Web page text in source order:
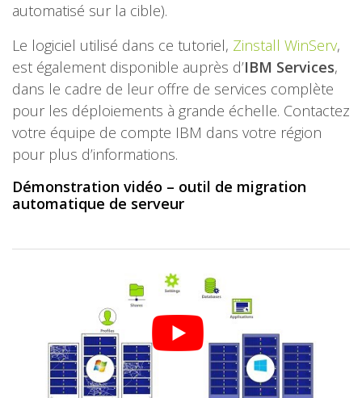
automatisé sur la cible).
Le logiciel utilisé dans ce tutoriel, Zinstall WinServ,
est également disponible auprès d’IBM Services,
dans le cadre de leur offre de services complète
pour les déploiements à grande échelle. Contactez
votre équipe de compte IBM dans votre région
pour plus d’informations.
Démonstration vidéo – outil de migration
automatique de serveur